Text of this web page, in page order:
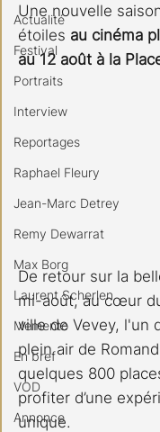
Actualité
Festival
Portraits
Interview
Reportages
Raphael Fleury
Jean-Marc Detrey
Remy Dewarrat
Max Borg
Laurent Scherlen
Memento
En bref
VOD
Annonce
Une nouvelle
étoiles au cinéma
au 12 août à la
De retour sur la
mi-août, au cœur
ville de Vevey, l'un
plein air de
quelques 800
profiter d’une
unique.